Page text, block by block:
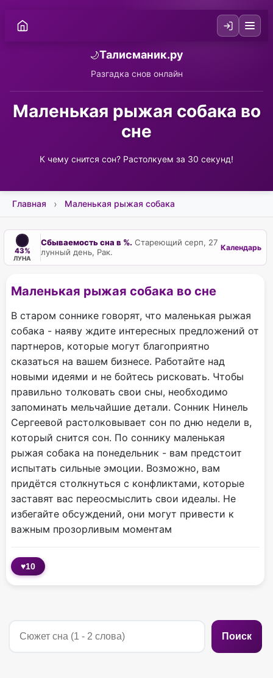
🌙Талисманик.ру
Разгадка снов онлайн
Маленькая рыжая собака во
сне
К чему снится сон? Растолкуем за 30 секунд!
Главная Маленькая рыжая собака
43%
ЛУНА
Сбываемость сна в %. Стареющий серп, 27
лунный день, Рак.
Календарь
Маленькая рыжая собака во сне
В старом соннике говорят, что маленькая рыжая
собака - наяву ждите интересных предложений от
партнеров, которые могут благоприятно
сказаться на вашем бизнесе. Работайте над
новыми идеями и не бойтесь рисковать. Чтобы
правильно толковать свои сны, необходимо
запоминать мельчайшие детали. Сонник Нинель
Сергеевой растолковывает сон по дню недели в,
который снится сон. По соннику маленькая
рыжая собака на понедельник - вам предстоит
испытать сильные эмоции. Возможно, вам
придётся столкнуться с конфликтами, которые
заставят вас переосмыслить свои идеалы. Не
избегайте обсуждений, они могут привести к
важным прозорливым моментам
♥10
Поиск